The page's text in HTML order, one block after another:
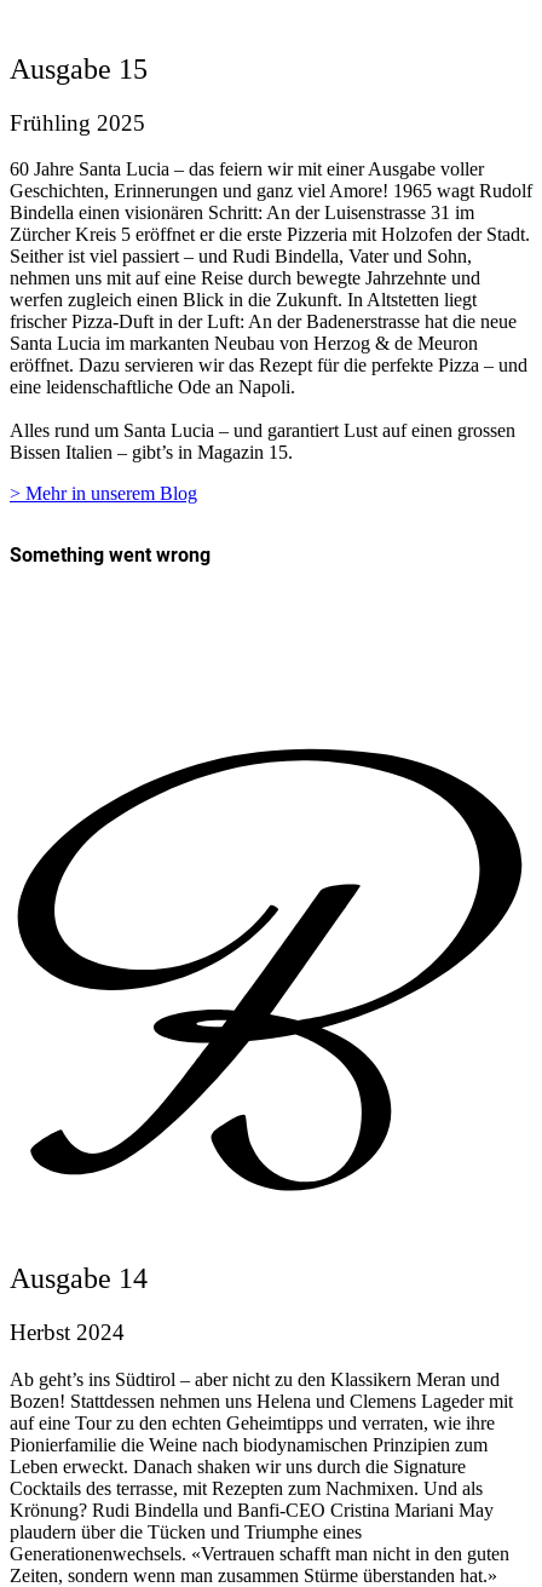
Ausgabe 15
Frühling 2025
60 Jahre Santa Lucia – das feiern wir mit einer Ausgabe voller
Geschichten, Erinnerungen und ganz viel Amore! 1965 wagt Rudolf
Bindella einen visionären Schritt: An der Luisenstrasse 31 im
Zürcher Kreis 5 eröffnet er die erste Pizzeria mit Holzofen der Stadt.
Seither ist viel passiert – und Rudi Bindella, Vater und Sohn,
nehmen uns mit auf eine Reise durch bewegte Jahrzehnte und
werfen zugleich einen Blick in die Zukunft. In Altstetten liegt
frischer Pizza-Duft in der Luft: An der Badenerstrasse hat die neue
Santa Lucia im markanten Neubau von Herzog & de Meuron
eröffnet. Dazu servieren wir das Rezept für die perfekte Pizza – und
eine leidenschaftliche Ode an Napoli.
Alles rund um Santa Lucia – und garantiert Lust auf einen grossen
Bissen Italien – gibt’s in Magazin 15.
> Mehr in unserem Blog
Ausgabe 14
Herbst 2024
Ab geht’s ins Südtirol – aber nicht zu den Klassikern Meran und
Bozen! Stattdessen nehmen uns Helena und Clemens Lageder mit
auf eine Tour zu den echten Geheimtipps und verraten, wie ihre
Pionierfamilie die Weine nach biodynamischen Prinzipien zum
Leben erweckt. Danach shaken wir uns durch die Signature
Cocktails des terrasse, mit Rezepten zum Nachmixen. Und als
Krönung? Rudi Bindella und Banfi-CEO Cristina Mariani May
plaudern über die Tücken und Triumphe eines
Generationenwechsels. «Vertrauen schafft man nicht in den guten
Zeiten, sondern wenn man zusammen Stürme überstanden hat.»